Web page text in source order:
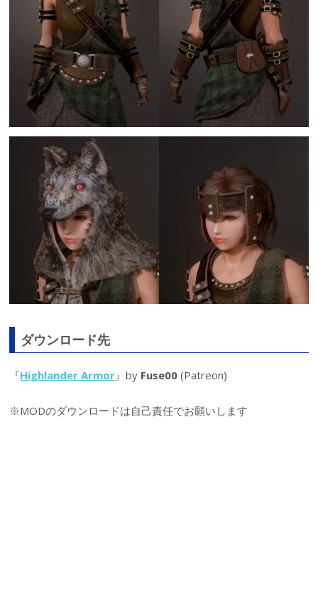
ダウンロード先
『Highlander Armor 』by Fuse00 (Patreon)
※MODのダウンロードは自己責任でお願いします